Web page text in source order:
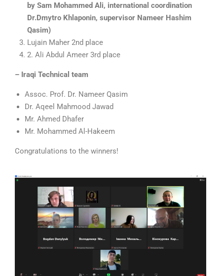
by Sam Mohammed Ali, international coordination
Dr.Dmytro Khlaponin, supervisor Nameer Hashim
Qasim)
Lujain Maher 2nd place
2. Ali Abdul Ameer 3rd place
– Iraqi Technical team
Assoc. Prof. Dr. Nameer Qasim
Dr. Aqeel Mahmood Jawad
Mr. Ahmed Dhafer
Mr. Mohammed Al-Hakeem
Congratulations to the winners!